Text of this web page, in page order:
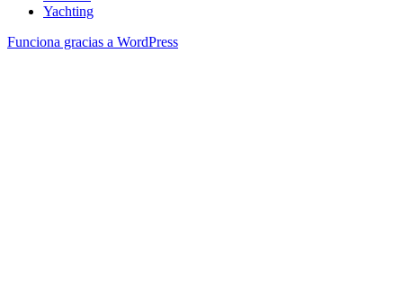
Yachting
Funciona gracias a WordPress